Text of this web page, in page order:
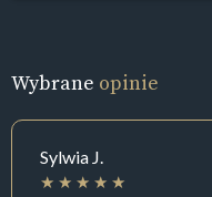
Wybrane opinie
Sylwia J.